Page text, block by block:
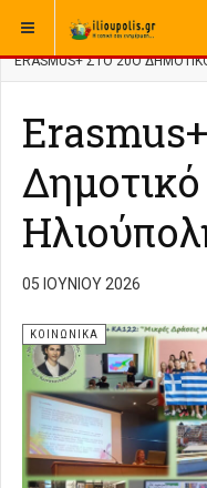
ΒΡΊΣΚΕΣΤΕ ΕΔΏ: ΑΡΧΙΚΉ
ERASMUS+ ΣΤΟ 20Ό
05 ΙΟΥΝΊΟΥ 2026
ΚΟΙΝΩΝΙΚΑ